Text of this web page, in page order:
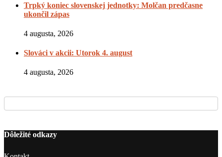
Trpký koniec slovenskej jednotky: Molčan predčasne
ukončil zápas
4 augusta, 2026
Slováci v akcii: Utorok 4. august
4 augusta, 2026
Dôležité odkazy